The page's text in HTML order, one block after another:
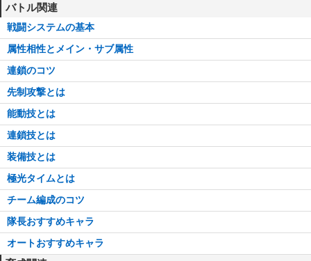
バトル関連
戦闘システムの基本
属性相性とメイン・サブ属性
連鎖のコツ
先制攻撃とは
能動技とは
連鎖技とは
装備技とは
極光タイムとは
チーム編成のコツ
隊長おすすめキャラ
オートおすすめキャラ